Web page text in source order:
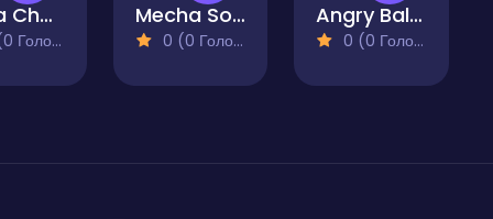
Delta Chase Mecha Son of Mecha
0 (0 Голосів)
Angry Balls - Demolition
0 (0 Голосів)